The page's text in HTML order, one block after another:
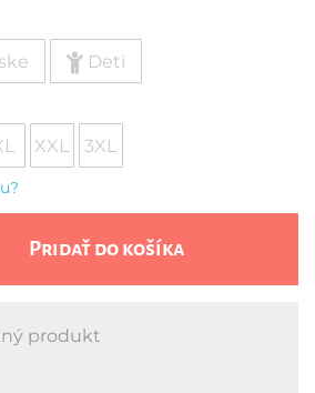
Deti
XXL 3XL
Pridať do košíka
produkt